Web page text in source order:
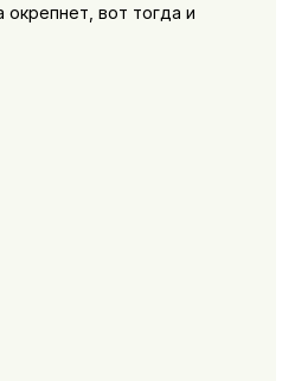
окрепнет, вот тогда и